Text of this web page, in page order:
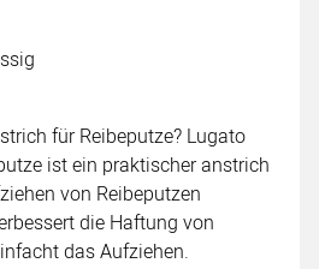
für Reibeputze? Lugato
ist ein praktischer anstrich
von Reibeputzen
die Haftung von
das Aufziehen.